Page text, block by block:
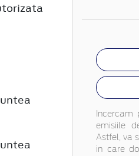
emisiile
Astfel, va
in care